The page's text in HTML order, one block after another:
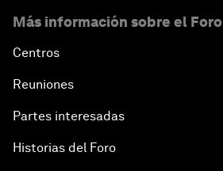
Más información sobre el Foro
Centros
Reuniones
Partes interesadas
Historias del Foro